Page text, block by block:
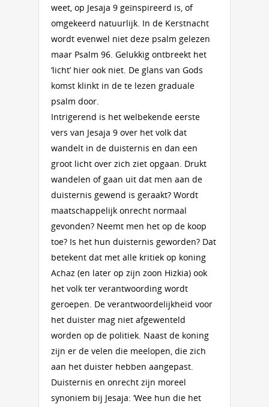
weet, op Jesaja 9 geïnspireerd is, of
omgekeerd natuurlijk. In de Kerstnacht
wordt evenwel niet deze psalm gelezen
maar Psalm 96. Gelukkig ontbreekt het
‘licht’ hier ook niet. De glans van Gods
komst klinkt in de te lezen graduale
psalm door.
Intrigerend is het welbekende eerste
vers van Jesaja 9 over het volk dat
wandelt in de duisternis en dan een
groot licht over zich ziet opgaan. Drukt
wandelen of gaan uit dat men aan de
duisternis gewend is geraakt? Wordt
maatschappelijk onrecht normaal
gevonden? Neemt men het op de koop
toe? Is het hun duisternis geworden? Dat
betekent dat met alle kritiek op koning
Achaz (en later op zijn zoon Hizkia) ook
het volk ter verantwoording wordt
geroepen. De verantwoordelijkheid voor
het duister mag niet afgewenteld
worden op de politiek. Naast de koning
zijn er de velen die meelopen, die zich
aan het duister hebben aangepast.
Duisternis en onrecht zijn moreel
synoniem bij Jesaja: ‘Wee hun die het